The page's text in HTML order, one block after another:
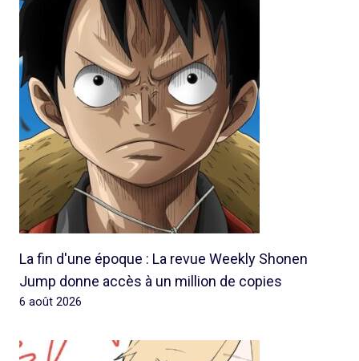
La fin d'une époque : La revue Weekly Shonen
Jump donne accès à un million de copies
6 août 2026